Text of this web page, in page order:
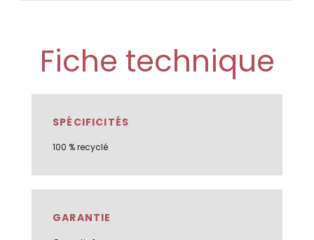
Fiche technique
SPÉCIFICITÉS
100 % recyclé
GARANTIE